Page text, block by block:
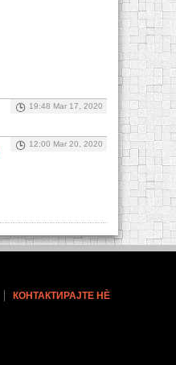
19:48 Mar 17, 2020
12:00 Mar 20, 2020
КОНТАКТИРАЈТЕ НÈ